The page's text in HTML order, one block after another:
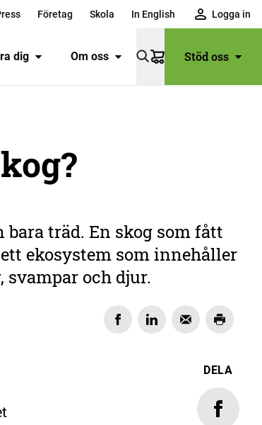
Företag Skola In English Logga in
dig Om oss
VarukorgStöd oss
bara träd. En skog som fått
ekosystem som innehåller
svampar och djur.
DELA